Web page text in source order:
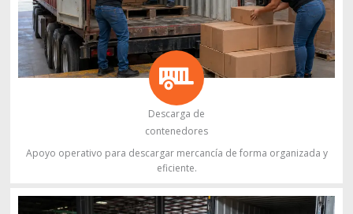
Descarga de
contenedores
Apoyo operativo para descargar mercancía de forma organizada y
eficiente.